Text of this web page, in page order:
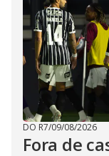
DO R7/09/08/2026
Fora de